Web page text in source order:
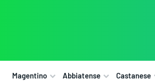
Magentino Abbiatense Castanese